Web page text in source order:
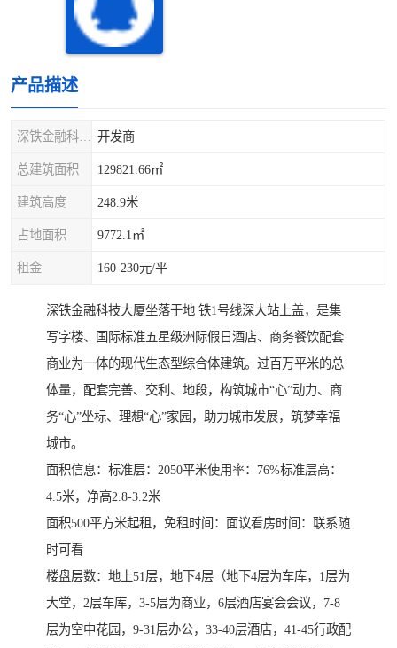
产品描述
开发商
总建筑面积 129821.66㎡
建筑高度 248.9米
占地面积 9772.1㎡
租金 160-230元/平
深铁金融科技大厦坐落于地 铁1号线深大站上盖，是集
写字楼、国际标准五星级洲际假日酒店、商务餐饮配套
商业为一体的现代生态型综合体建筑。过百万平米的总
体量，配套完善、交利、地段，构筑城市“心”动力、商
务“心”坐标、理想“心”家园，助力城市发展，筑梦幸福
城市。
面积信息：标准层：2050平米使用率：76%标准层高：
4.5米，净高2.8-3.2米
面积500平方米起租，免租时间：面议看房时间：联系随
时可看
楼盘层数：地上51层，地下4层（地下4层为车库，1层为
大堂，2层车库，3-5层为商业，6层酒店宴会会议，7-8
层为空中花园，9-31层办公，33-40层酒店，41-45行政配
龙岗区
宝安西乡
光明区
龙华观澜